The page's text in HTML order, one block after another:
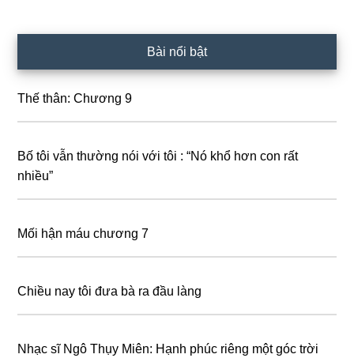
Sidebar
Bài nổi bật
Thế thân: Chương 9
Bố tôi vẫn thường nói với tôi : “Nó khổ hơn con rất
nhiều”
Mối hận máu chương 7
Chiều nay tôi đưa bà ra đầu làng
Nhạc sĩ Ngô Thụy Miên: Hạnh phúc riêng một góc trời